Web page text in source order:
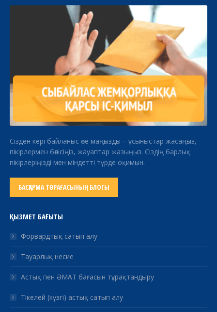
Сізден кері байланыс өте маңызды – ұсыныстар жасаңыз,
пікірлермен бөлісіңіз, жауаптар жазыңыз. Сіздің барлық
пікірлеріңізді мен міндетті түрде оқимын.
БАСҚАРМА ТӨРАҒАСЫНЫҢ БЛОГЫ
ҚЫЗМЕТ БАҒЫТЫ
Форвардтық сатып алу
Тауарлық несие
Астық пен ӘМАТ бағасын тұрақтандыру
Тікелей (күзгі) астық сатып алу